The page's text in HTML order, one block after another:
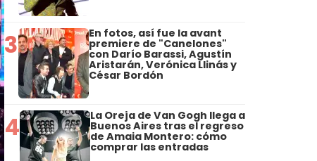
3 En fotos, así fue la avant
premiere de "Canelones"
con Darío Barassi, Agustín
Aristarán, Verónica Llinás y
César Bordón
4 La Oreja de Van Gogh llega a
Buenos Aires tras el regreso
de Amaia Montero: cómo
comprar las entradas